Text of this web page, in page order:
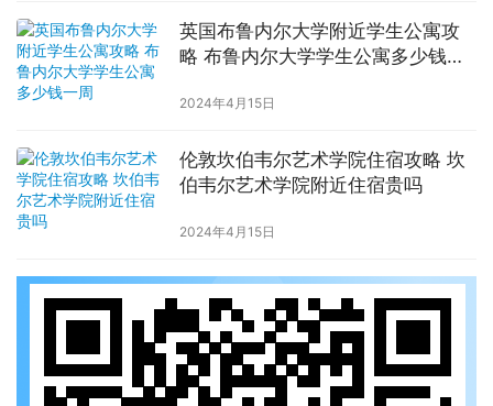
英国布鲁内尔大学附近学生公寓攻
略 布鲁内尔大学学生公寓多少钱一
2024年4月15日
伦敦坎伯韦尔艺术学院住宿攻略 坎
伯韦尔艺术学院附近住宿贵吗
2024年4月15日